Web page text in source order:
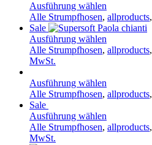
Ausführung wählen
Alle Strumpfhosen, allproducts,
Sale
Ausführung wählen
Alle Strumpfhosen, allproducts,
MwSt.
Ausführung wählen
Alle Strumpfhosen, allproducts,
Sale
Ausführung wählen
Alle Strumpfhosen, allproducts,
MwSt.